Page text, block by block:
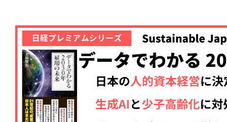
記事をお気に入りに
ログインが必